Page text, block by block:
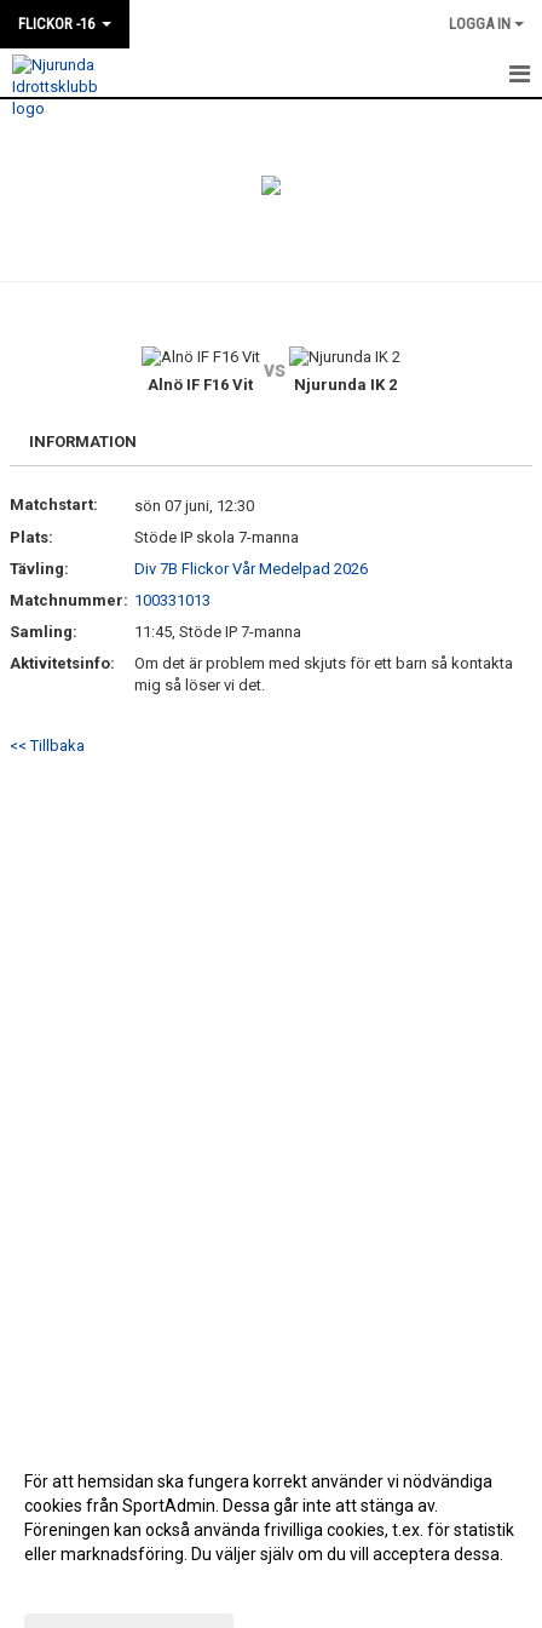
FLICKOR -16 LOGGA IN
HEM
DOKUMENT
Alnö IF F16 Vit
vs
Njurunda IK 2
INFORMATION
Matchstart:
sön 07 juni, 12:30
Plats:
Stöde IP skola 7-manna
Tävling:
Div 7B Flickor Vår Medelpad 2026
Matchnummer: 100331013
Samling:
11:45, Stöde IP 7-manna
Aktivitetsinfo:
Om det är problem med skjuts för ett barn så kontakta
mig så löser vi det.
<< Tillbaka
För att hemsidan ska fungera korrekt använder vi nödvändiga
cookies från SportAdmin. Dessa går inte att stänga av.
Föreningen kan också använda frivilliga cookies, t.ex. för statistik
eller marknadsföring. Du väljer själv om du vill acceptera dessa.